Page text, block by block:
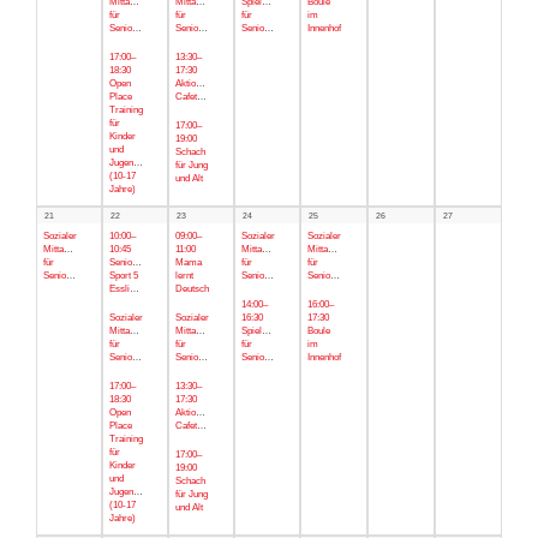
für
Senior*innen
17:00–
18:30
Open
Place
Training
für
Kinder
und
Jugendliche
(10-17
Jahre)
für
Senior*innen
13:30–
17:30
Aktionstag
Cafeteria
17:00–
19:00
Schach
für Jung
und Alt
für
Senior*innen
im
Innenhof
21
Sozialer
Mittagstisch
für
Senior*innen
22
10:00–
10:45
Senior*innen
Sport 5
Esslinger
Sozialer
Mittagstisch
für
Senior*innen
17:00–
18:30
Open
Place
Training
für
Kinder
und
Jugendliche
(10-17
Jahre)
23
09:00–
11:00
Mama
lernt
Deutsch
Sozialer
Mittagstisch
für
Senior*innen
13:30–
17:30
Aktionstag
Cafeteria
17:00–
19:00
Schach
für Jung
und Alt
24
Sozialer
Mittagstisch
für
Senior*innen
14:00–
16:30
Spielenachmittag
für
Senior*innen
25
Sozialer
Mittagstisch
für
Senior*innen
16:00–
17:30
Boule
im
Innenhof
26 27